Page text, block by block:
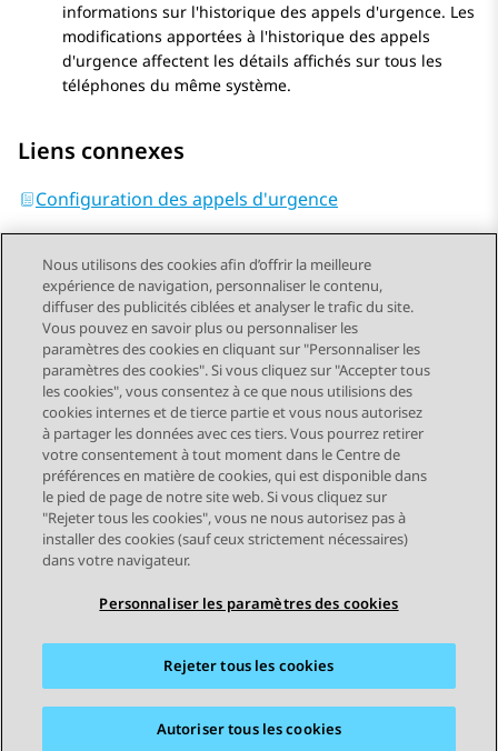
informations sur l'historique des appels d'urgence. Les
modifications apportées à l'historique des appels
d'urgence affectent les détails affichés sur tous les
téléphones du même système.
Liens connexes
Configuration des appels d'urgence
Send Feedback
Navigation par sujet
Sujet précédent Sujet suivant
STAY CONNECTED
Conditions d'utilisation
© 2026 Avaya LLC
Nous utilisons des cookies afin d’offrir la meilleure
expérience de navigation, personnaliser le contenu,
diffuser des publicités ciblées et analyser le trafic du site.
Vous pouvez en savoir plus ou personnaliser les
paramètres des cookies en cliquant sur "Personnaliser les
paramètres des cookies". Si vous cliquez sur "Accepter tous
les cookies", vous consentez à ce que nous utilisions des
cookies internes et de tierce partie et vous nous autorisez
à partager les données avec ces tiers. Vous pourrez retirer
votre consentement à tout moment dans le Centre de
préférences en matière de cookies, qui est disponible dans
le pied de page de notre site web. Si vous cliquez sur
"Rejeter tous les cookies", vous ne nous autorisez pas à
installer des cookies (sauf ceux strictement nécessaires)
dans votre navigateur.
Personnaliser les paramètres des cookies
Rejeter tous les cookies
Autoriser tous les cookies